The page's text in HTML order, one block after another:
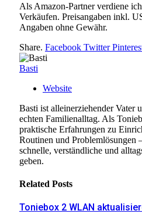
Als Amazon-Partner verdiene
Verkäufen. Preisangaben inkl.
Angaben ohne Gewähr.
Share. Facebook Twitter
Basti
Website
Basti ist alleinerziehender Vater
echten Familienalltag. Als
praktische Erfahrungen zu
Routinen und Problemlösungen
schnelle, verständliche und
geben.
Related Posts
Toniebox 2 WLAN